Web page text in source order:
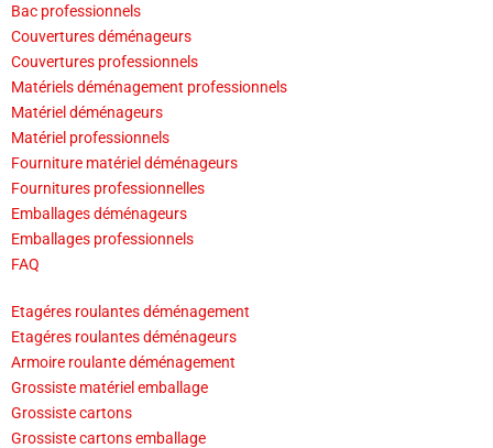
Bac professionnels
Couvertures déménageurs
Couvertures professionnels
Matériels déménagement professionnels
Matériel déménageurs
Matériel professionnels
Fourniture matériel déménageurs
Fournitures professionnelles
Emballages déménageurs
Emballages professionnels
FAQ
Etagéres roulantes déménagement
Etagéres roulantes déménageurs
Armoire roulante déménagement
Grossiste matériel emballage
Grossiste cartons
Grossiste cartons emballage